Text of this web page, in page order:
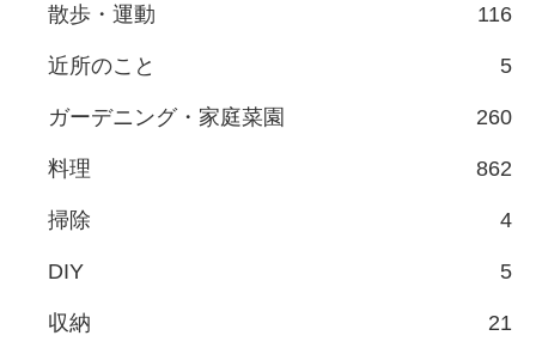
散歩・運動 116
近所のこと 5
ガーデニング・家庭菜園 260
料理 862
掃除 4
DIY 5
収納 21